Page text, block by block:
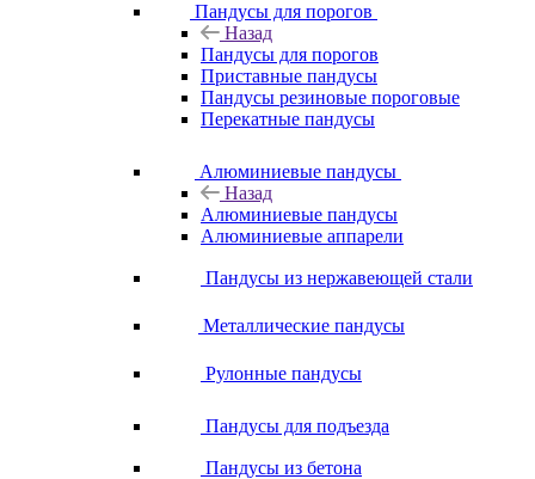
Пандусы для порогов
Назад
Пандусы для порогов
Приставные пандусы
Пандусы резиновые пороговые
Перекатные пандусы
Алюминиевые пандусы
Назад
Алюминиевые пандусы
Алюминиевые аппарели
Пандусы из нержавеющей стали
Металлические пандусы
Рулонные пандусы
Пандусы для подъезда
Пандусы из бетона